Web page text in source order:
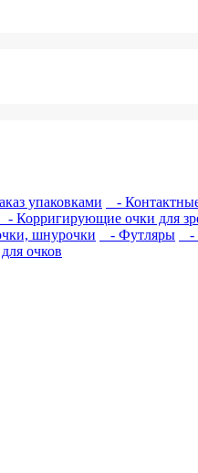
упаковками -
- Корригирующие очки для
шнурочки - Футляры -
очков